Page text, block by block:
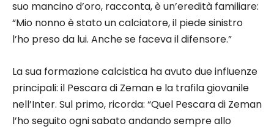
suo mancino d’oro, racconta, è un’eredità familiare:
“Mio nonno è stato un calciatore, il piede sinistro
l’ho preso da lui. Anche se faceva il difensore.”
La sua formazione calcistica ha avuto due influenze
principali: il Pescara di Zeman e la trafila giovanile
nell’Inter. Sul primo, ricorda: “Quel Pescara di Zeman
l’ho seguito ogni sabato andando sempre allo